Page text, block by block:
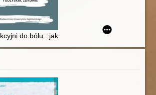
od depresji i napięcia emocjonalnego
do bólu : jak uwolnić się od